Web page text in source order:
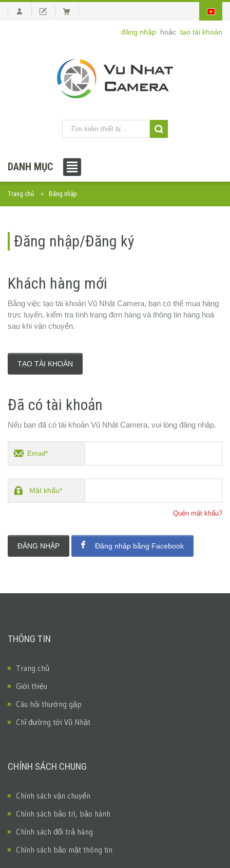
đăng nhập hoặc tạo tài khoản
DANH MỤC
Trang chủ Đăng nhập
Đăng nhập/Đăng ký
Khách hàng mới
Bằng việc tạo tài khoản Vũ Nhật Camera, bạn có thể mua hàng
trực tuyến, kiểm tra tình trạng đơn hàng và thông tin hàng hoá
sau khi vận chuyển.
TẠO TÀI KHOẢN
Đã có tài khoản
Nếu bạn đã có tài khoản Vũ Nhật Camera, vui lòng đăng nhập.
Email*
Mật khẩu*
Quên mật khẩu?
ĐĂNG NHẬP Đăng nhập bằng Facebook
THÔNG TIN
Trang chủ
Giới thiệu
Câu hỏi thường gặp
Chỉ đường tới Vũ Nhật
CHÍNH SÁCH CHUNG
Chính sách vận chuyển
Chính sách bảo trì, bảo hành
Chính sách đổi trả hàng
Chính sách bảo mật thông tin